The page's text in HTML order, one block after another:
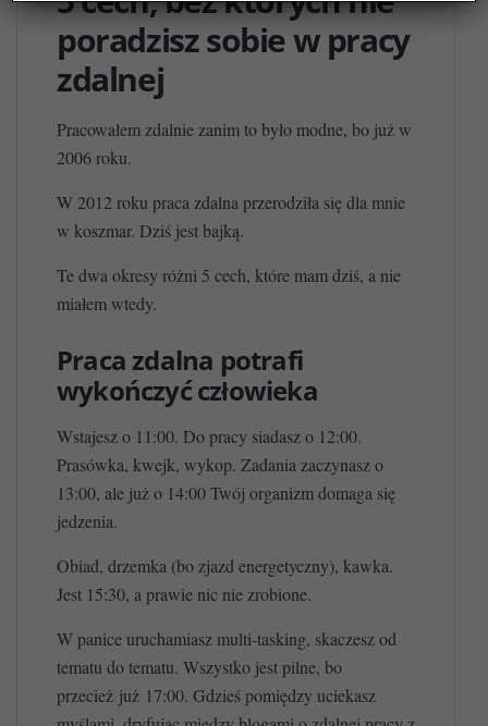
poradzisz sobie w pracy
zdalnej
Pracowałem zdalnie zanim to było modne, bo już w
2006 roku.
W 2012 roku praca zdalna przerodziła się dla mnie
w koszmar. Dziś jest bajką.
Te dwa okresy różni 5 cech, które mam dziś, a nie
miałem wtedy.
Praca zdalna potrafi
wykończyć człowieka
Wstajesz o 11:00. Do pracy siadasz o 12:00.
Prasówka, kwejk, wykop. Zadania zaczynasz o
13:00, ale już o 14:00 Twój organizm domaga się
jedzenia.
Obiad, drzemka (bo zjazd energetyczny), kawka.
Jest 15:30, a prawie nic nie zrobione.
W panice uruchamiasz multi-tasking, skaczesz od
tematu do tematu. Wszystko jest pilne, bo
przecież już 17:00. Gdzieś pomiędzy uciekasz